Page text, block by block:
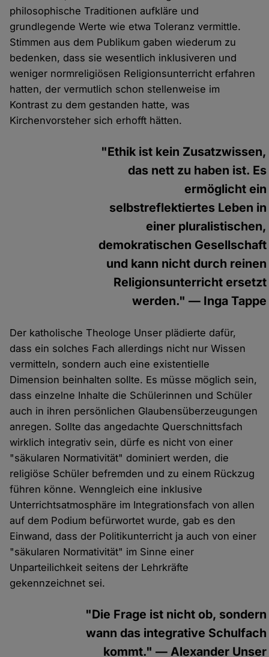
philosophische Traditionen aufkläre und
grundlegende Werte wie etwa Toleranz vermittle.
Stimmen aus dem Publikum gaben wiederum zu
bedenken, dass sie wesentlich inklusiveren und
weniger normreligiösen Religionsunterricht erfahren
hatten, der vermutlich schon stellenweise im
Kontrast zu dem gestanden hatte, was
Kirchenvorsteher sich erhofft hätten.
"Ethik ist kein Zusatzwissen,
das nett zu haben ist. Es
ermöglicht ein
selbstreflektiertes Leben in
einer pluralistischen,
demokratischen Gesellschaft
und kann nicht durch reinen
Religionsunterricht ersetzt
werden." — Inga Tappe
Der katholische Theologe Unser plädierte dafür,
dass ein solches Fach allerdings nicht nur Wissen
vermitteln, sondern auch eine existentielle
Dimension beinhalten sollte. Es müsse möglich sein,
dass einzelne Inhalte die Schülerinnen und Schüler
auch in ihren persönlichen Glaubensüberzeugungen
anregen. Sollte das angedachte Querschnittsfach
wirklich integrativ sein, dürfe es nicht von einer
"säkularen Normativität" dominiert werden, die
religiöse Schüler befremden und zu einem Rückzug
führen könne. Wenngleich eine inklusive
Unterrichtsatmosphäre im Integrationsfach von allen
auf dem Podium befürwortet wurde, gab es den
Einwand, dass der Politikunterricht ja auch von einer
"säkularen Normativität" im Sinne einer
Unparteilichkeit seitens der Lehrkräfte
gekennzeichnet sei.
"Die Frage ist nicht ob, sondern
wann das integrative Schulfach
kommt." — Alexander Unser